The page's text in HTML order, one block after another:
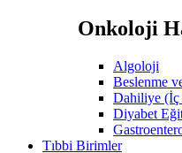
Onkoloji
Algoloji
Beslenme
Dahiliye (İç
Diyabet
Tıbbi Birimler